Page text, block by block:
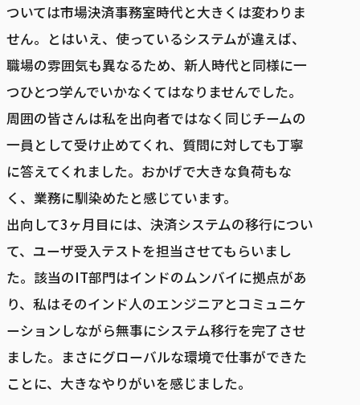
ついては市場決済事務室時代と大きくは変わりま
せん。とはいえ、使っているシステムが違えば、
職場の雰囲気も異なるため、新人時代と同様に一
つひとつ学んでいかなくてはなりませんでした。
周囲の皆さんは私を出向者ではなく同じチームの
一員として受け止めてくれ、質問に対しても丁寧
に答えてくれました。おかげで大きな負荷もな
く、業務に馴染めたと感じています。
出向して3ヶ月目には、決済システムの移行につい
て、ユーザ受入テストを担当させてもらいまし
た。該当のIT部門はインドのムンバイに拠点があ
り、私はそのインド人のエンジニアとコミュニケ
ーションしながら無事にシステム移行を完了させ
ました。まさにグローバルな環境で仕事ができた
ことに、大きなやりがいを感じました。